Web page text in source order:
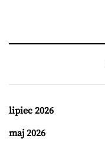
lipiec 2026
maj 2026